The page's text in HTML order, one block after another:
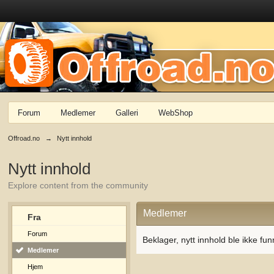
Forum Medlemer Galleri WebShop
Offroad.no → Nytt innhold
Nytt innhold
Explore content from the community
Fra
Forum
Medlemer
Hjem
Medlemer
Beklager, nytt innhold ble ikke